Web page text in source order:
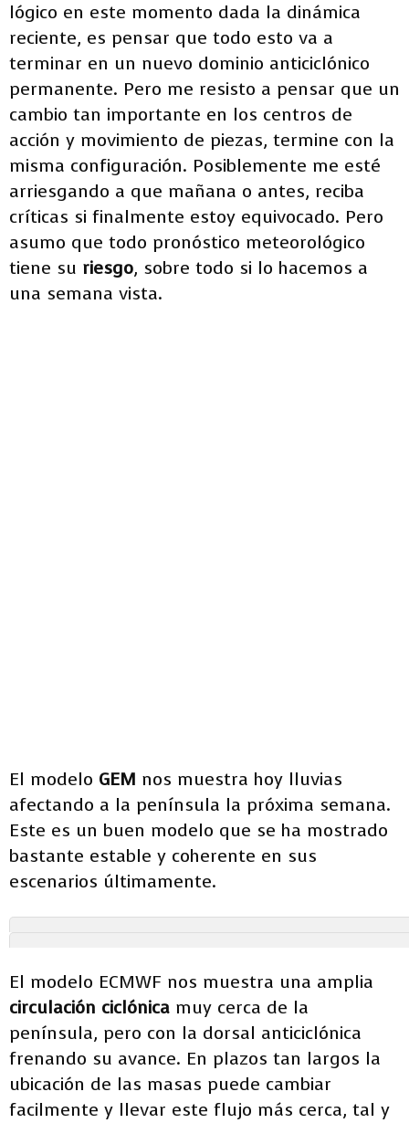
lógico en este momento dada la dinámica
reciente, es pensar que todo esto va a
terminar en un nuevo dominio anticiclónico
permanente. Pero me resisto a pensar que un
cambio tan importante en los centros de
acción y movimiento de piezas, termine con la
misma configuración. Posiblemente me esté
arriesgando a que mañana o antes, reciba
críticas si finalmente estoy equivocado. Pero
asumo que todo pronóstico meteorológico
tiene su riesgo, sobre todo si lo hacemos a
una semana vista.
El modelo GEM nos muestra hoy lluvias
afectando a la península la próxima semana.
Este es un buen modelo que se ha mostrado
bastante estable y coherente en sus
escenarios últimamente.
El modelo ECMWF nos muestra una amplia
circulación ciclónica muy cerca de la
península, pero con la dorsal anticiclónica
frenando su avance. En plazos tan largos la
ubicación de las masas puede cambiar
facilmente y llevar este flujo más cerca, tal y